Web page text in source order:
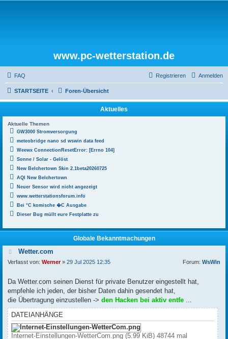
www.pc-wetterstation.de
FAQ Anmelden
Registrieren
STARTSEITE Foren-Übersicht
Aktuelles
Aktuelle Themen
GW3000 Stromversorgung
meteobridge nano sd wswin data feed
Weewx ConnectionResetError: [Errno 104]
Sonne / Solar - Gelöst
New Belchertown Skin 2.1beta20260725
AQI New Belchertown
Neuer Sensor wird nicht angezeigt
www.wetterstationsforum.info
Bei °C komische �C Ausgabe
Dieser Bug müllt eure Festplatte zu
Globale Bekanntmachungen
Wetter.com
Verfasst von: Werner» 29 Jul 2025 12:35 Forum: WsWin
Da Wetter.com seinen Dienst für private Benutzer eingestellt hat,
empfehle ich jeden, der bisher Daten dahin gesendet hat,
die Übertragung einzustellen -> den Hacken bei aktiv entfe ...
DATEIANHÄNGE
Internet-Einstellungen-WetterCom.png (5.99 KiB) 48744 mal